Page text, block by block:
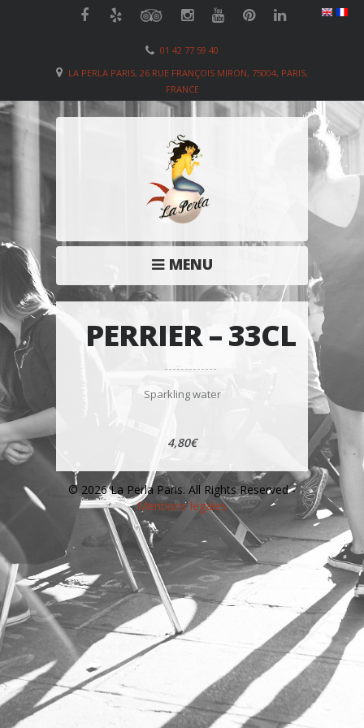
01 42 77 59 40
LA PERLA PARIS, 26 RUE FRANÇOIS MIRON, 75004, PARIS,
FRANCE
MENU
PERRIER – 33CL
Sparkling water
4,80€
© 2026 La Perla Paris. All Rights Reserved -
Mentions légales